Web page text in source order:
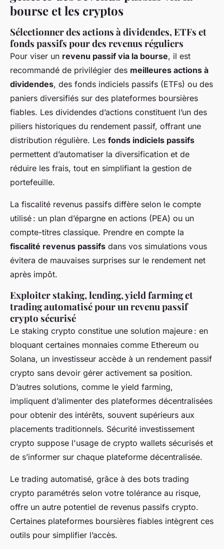
bourse et les cryptos
Sélectionner des actions à dividendes, ETFs et
fonds passifs pour des revenus réguliers
Pour viser un revenu passif via la bourse, il est
recommandé de privilégier des meilleures actions à
dividendes, des fonds indiciels passifs (ETFs) ou des
paniers diversifiés sur des plateformes boursières
fiables. Les dividendes d’actions constituent l’un des
piliers historiques du rendement passif, offrant une
distribution régulière. Les fonds indiciels passifs
permettent d’automatiser la diversification et de
réduire les frais, tout en simplifiant la gestion de
portefeuille.
La fiscalité revenus passifs diffère selon le compte
utilisé : un plan d’épargne en actions (PEA) ou un
compte-titres classique. Prendre en compte la
fiscalité revenus passifs dans vos simulations vous
évitera de mauvaises surprises sur le rendement net
après impôt.
Exploiter staking, lending, yield farming et
trading automatisé pour un revenu passif
crypto sécurisé
Le staking crypto constitue une solution majeure : en
bloquant certaines monnaies comme Ethereum ou
Solana, un investisseur accède à un rendement passif
crypto sans devoir gérer activement sa position.
D’autres solutions, comme le yield farming,
impliquent d’alimenter des plateformes décentralisées
pour obtenir des intérêts, souvent supérieurs aux
placements traditionnels. Sécurité investissement
crypto suppose l'usage de crypto wallets sécurisés et
de s’informer sur chaque plateforme décentralisée.
Le trading automatisé, grâce à des bots trading
crypto paramétrés selon votre tolérance au risque,
offre un autre potentiel de revenus passifs crypto.
Certaines plateformes boursières fiables intègrent ces
outils pour simplifier l’accès.